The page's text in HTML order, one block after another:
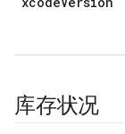
库存状况